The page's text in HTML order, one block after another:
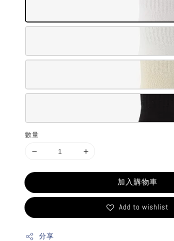
數量
加入購物車
Add to wishlist
分享